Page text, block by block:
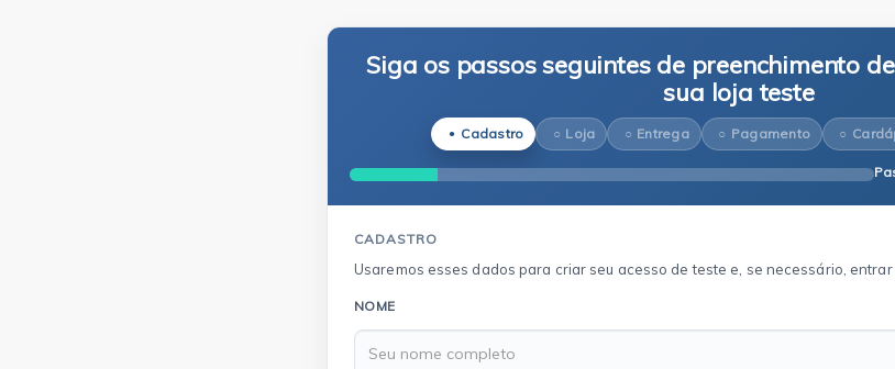
Siga os passos seguintes de preenchimento
sua loja teste
Cadastro Loja Entrega Pagamento
CADASTRO
Usaremos esses dados para criar seu acesso de teste e, se necessário, entrar
NOME